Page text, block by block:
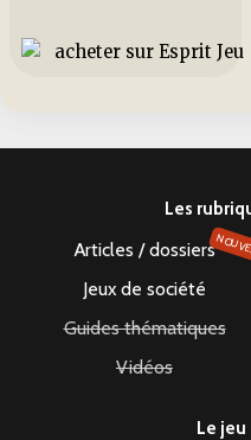
Les
Articles / dossiers
Jeux de société
Guides thématiques
Vidéos
Le jeu